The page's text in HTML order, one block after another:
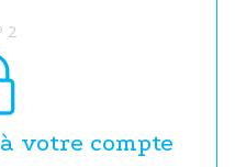
2
votre compte